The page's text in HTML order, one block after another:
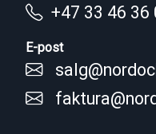
+47 33 46 36
E-post